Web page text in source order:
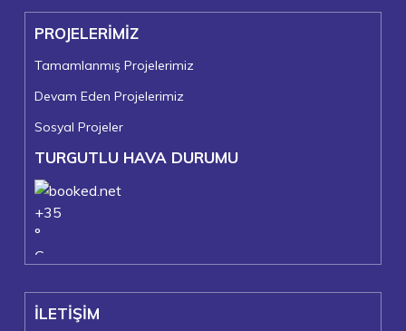
PROJELERİMİZ
Tamamlanmış Projelerimiz
Devam Eden Projelerimiz
Sosyal Projeler
TURGUTLU HAVA DURUMU
+35
°
C
+24°
Turgutlu
İLETİŞİM